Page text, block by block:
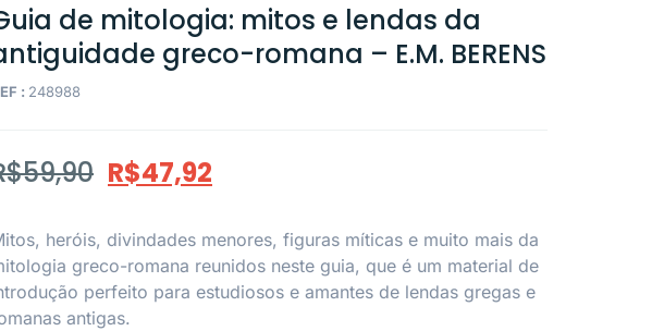
de mitologia: mitos e lendas da
greco-romana – E.M. BERENS
: 248988
59,90 R$47,92
heróis, divindades menores, figuras míticas e muito mais da
greco-romana reunidos neste guia, que é um material de
perfeito para estudiosos e amantes de lendas gregas e
antigas.